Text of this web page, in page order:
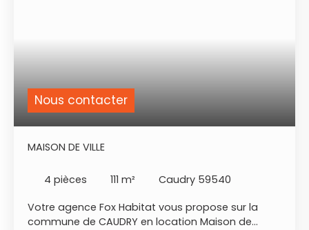
Nous contacter
MAISON DE VILLE
4 pièces 111 m² Caudry 59540
Votre agence Fox Habitat vous propose sur la
commune de CAUDRY en location Maison de